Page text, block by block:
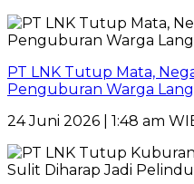
PT LNK Tutup Mata,
Penguburan Warga
24 Juni 2026 | 1:48 am